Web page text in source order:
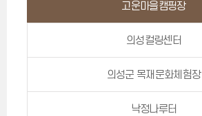
고운마을캠핑장
의성컬링센터
의성군 목재문화체험장
낙정나루터